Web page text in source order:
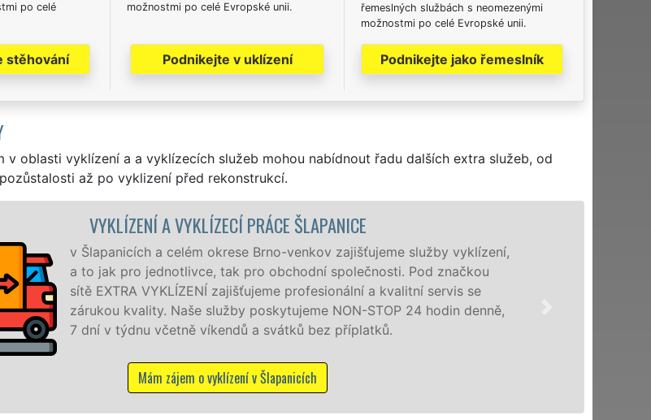
po celé
stěhování
možnostmi po celé Evropské unii.
Podnikejte v uklízení
řemeslných službách s neomezenými
možnostmi po celé Evropské unii.
Podnikejte jako řemeslník
v oblasti vyklízení a a vyklízecích služeb mohou nabídnout řadu dalších extra služeb, od
až po vyklizení před rekonstrukcí.
PRÁCE ŠLAPANICE
okrese Brno-venkov zajišťujeme služby vyklízení,
tak pro obchodní společnosti. Pod značkou
zajišťujeme profesionální a kvalitní servis se
služby poskytujeme NON-STOP 24 hodin denně,
víkendů a svátků bez příplatků.